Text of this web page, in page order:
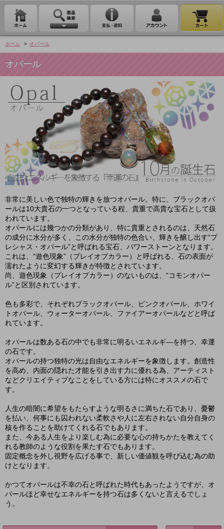
ホーム > オパール
オパール
非常に美しい色で独特の輝きを放つオパール。特に、ブラックオパ
ールは10大貴石の一つとなっている程、貴重で高貴な宝石として扱
われています。
オパールには幾つかの分類があり、特に貴重とされるのは、天然石
の成分に水分が多く、この水分が独特の色合い、輝きを醸し出す“プ
レシャス・オパール”と呼ばれる宝石、パワーストーンとなります。
これは、“遊色現象”（プレイオブカラー）と呼ばれる、石の表面が
濡れたように変幻する輝きが特徴とされています。
尚、遊色現象（プレイオブカラー）のないものは、“コモンオパー
ル”と区別されています。
色も多彩で、それぞれブラックオパール、ピンクオパール、ホワイ
トオパール、ウォーターオパール、ファイアーオパールなどと呼ば
れています。
オパールは数ある石の中でも非常に明るいエネルギ―を持つ、幸運
の石です。
オパールの持つ独特の光は自由なエネルギーを象徴します。創造性
を高め、内面の隠れた才能を引き出す力に優れる為、アーティスト
などクリエイティブなことをしている方には特にオススメの石で
す。
人生の暗闇に希望をもたらすような明るさに満ちた石であり、憂鬱
を払い、何事にも囚われない柔軟さや人に左右されない自分自身の
核を作ることを助けてくれる石でもあります。
また、今ある人生をより楽しむ為に必要な心の持ちかたを教えてく
れる教師のような役割を果たす石でもあります。
固定概念を外し視野を広げる事で、新しい価値観を呼び込む為の助
けとなります。
かつてオパールは不幸の石と呼ばれた時代もあったようですが、オ
パールほど幸せなエネルギーを持つ石は多くないと言えるでしょ
う。